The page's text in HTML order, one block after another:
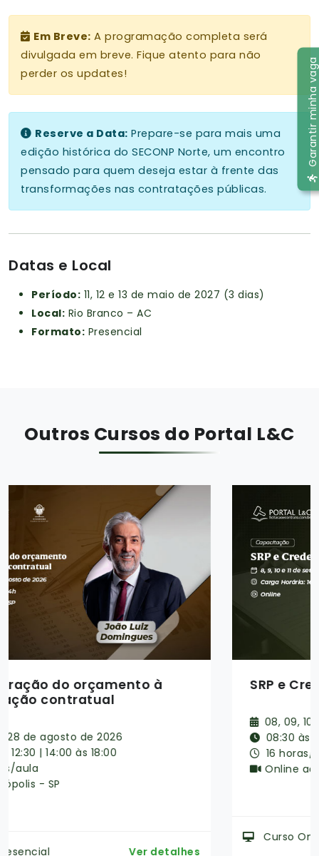
Garantir minha vaga
Em Breve: A programação completa será
divulgada em breve. Fique atento para não
perder os updates!
Reserve a Data: Prepare-se para mais uma
edição histórica do SECONP Norte, um encontro
pensado para quem deseja estar à frente das
transformações nas contratações públicas.
Datas e Local
Período: 11, 12 e 13 de maio de 2027 (3 dias)
Local: Rio Branco – AC
Formato: Presencial
Outros Cursos do Portal L&C
SRP e Credenciamento
08:30 às 12:30
16 horas/aula
Ver detalhes